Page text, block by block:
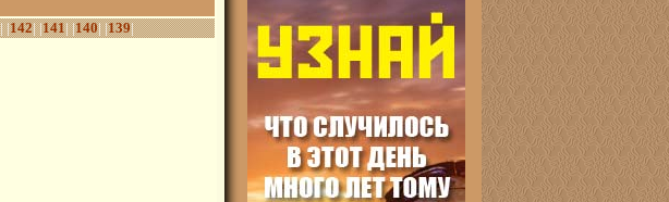
| |142| |141| |140| |139|